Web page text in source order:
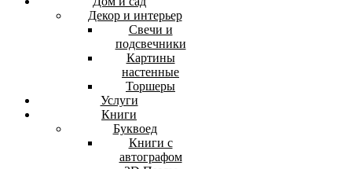
Декор и интерьер
Свечи и
подсвечники
Картины
настенные
Торшеры
Услуги
Книги
Буквоед
Книги с
автографом